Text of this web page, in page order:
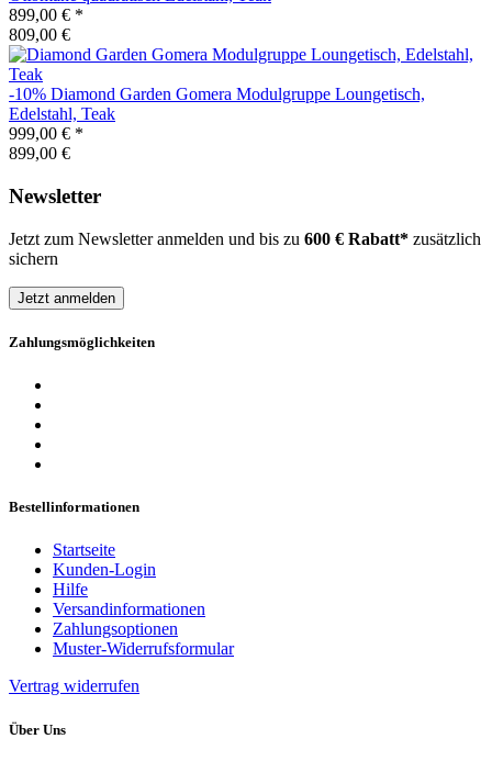
899,00 € *
809,00 €
-10% Diamond Garden Gomera Modulgruppe Loungetisch,
Edelstahl, Teak
999,00 € *
899,00 €
Newsletter
Jetzt zum Newsletter anmelden und bis zu 600 € Rabatt* zusätzlich
sichern
Jetzt anmelden
Zahlungsmöglichkeiten
Bestellinformationen
Startseite
Kunden-Login
Hilfe
Versandinformationen
Zahlungsoptionen
Muster-Widerrufsformular
Vertrag widerrufen
Über Uns